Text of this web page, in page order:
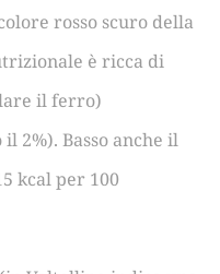
rosso scuro della
è ricca di
il ferro)
il 2%). Basso anche il
kcal per 100